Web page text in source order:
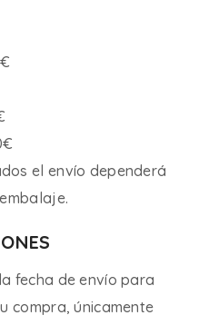
el envío dependerá
fecha de envío para
compra, únicamente